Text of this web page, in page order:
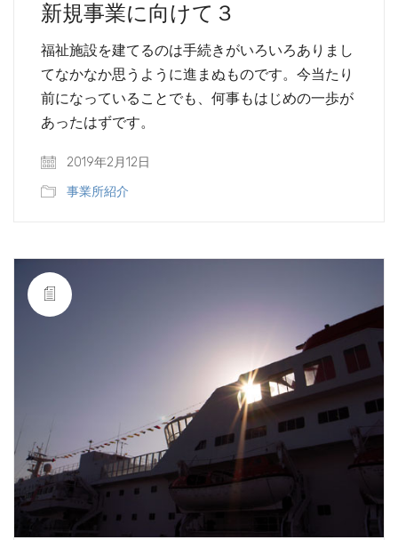
新規事業に向けて３
福祉施設を建てるのは手続きがいろいろありまし
てなかなか思うように進まぬものです。今当たり
前になっていることでも、何事もはじめの一歩が
あったはずです。
2019年2月12日
事業所紹介